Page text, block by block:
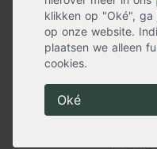
klikken op "Oké",
op onze website.
plaatsen we alleen
cookies.
Oké
Super service, snelle
blij met mijn mooie
Zeker een aanrader.
Bianca Bongers